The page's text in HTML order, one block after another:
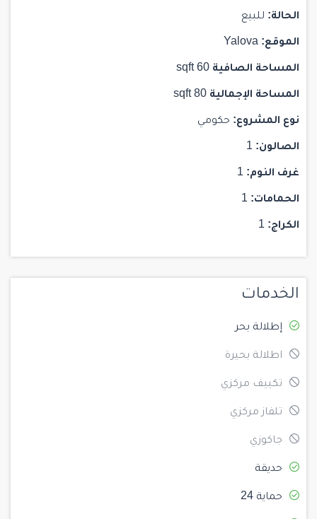
الحالة:
الموقع: Yalova
المساحة الصافية
المساحة الإجمالية
نوع المشروع: حكومي
الصالون:
غرف النوم:
الحمامات:
الكراج:
الخدمات
إطلالة بحر
اطلالة بحيرة
تكييف مركزي
تلفاز مركزي
جاكوزي
حديقة
حماية 24